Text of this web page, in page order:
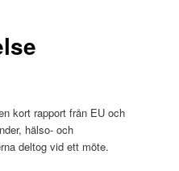
kort rapport från EU och
hälso- och
deltog vid ett möte.